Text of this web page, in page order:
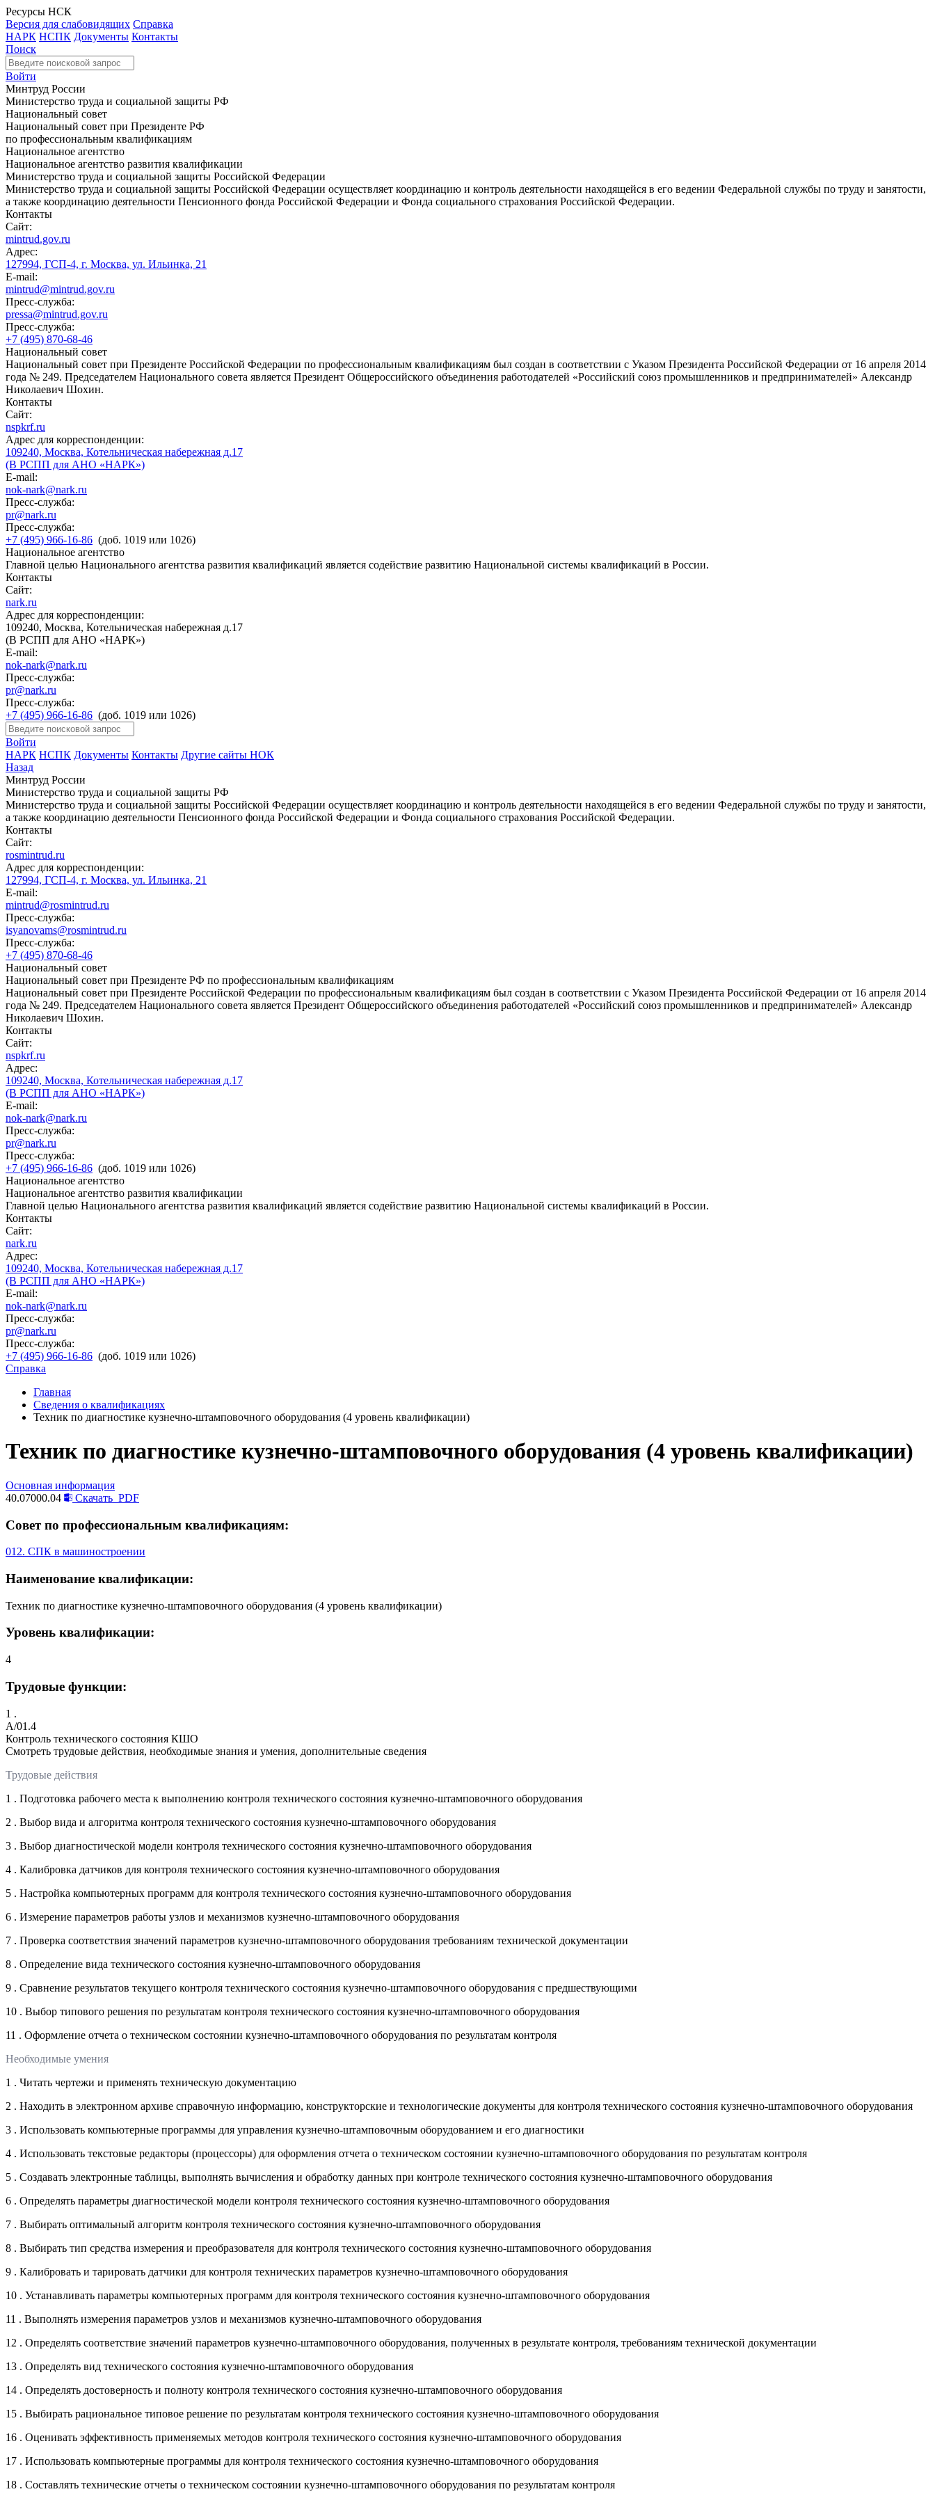
Ресурсы НСК
Версия для слабовидящих Справка
НАРК НСПК Документы Контакты
Поиск
Войти
Минтруд России
Министерство труда и социальной защиты РФ
Национальный совет
Национальный совет при Президенте РФ
по профессиональным квалификациям
Национальное агентство
Национальное агентство развития квалификации
Министерство труда и социальной защиты Российской Федерации
Министерство труда и социальной защиты Российской Федерации осуществляет координацию и контроль деятельности находящейся в его ведении Федеральной службы по труду и занятости,
а также координацию деятельности Пенсионного фонда Российской Федерации и Фонда социального страхования Российской Федерации.
Контакты
Сайт:
mintrud.gov.ru
Адрес:
127994, ГСП-4, г. Москва, ул. Ильинка, 21
E-mail:
mintrud@mintrud.gov.ru
Пресс-служба:
pressa@mintrud.gov.ru
Пресс-служба:
+7 (495) 870-68-46
Национальный совет
Национальный совет при Президенте Российской Федерации по профессиональным квалификациям был создан в соответствии с Указом Президента Российской Федерации от 16 апреля 2014
года № 249. Председателем Национального совета является Президент Общероссийского объединения работодателей «Российский союз промышленников и предпринимателей» Александр
Николаевич Шохин.
Контакты
Сайт:
nspkrf.ru
Адрес для корреспонденции:
109240, Москва, Котельническая набережная д.17
(В РСПП для АНО «НАРК»)
E-mail:
nok-nark@nark.ru
Пресс-служба:
pr@nark.ru
Пресс-служба:
+7 (495) 966-16-86 (доб. 1019 или 1026)
Национальное агентство
Главной целью Национального агентства развития квалификаций является содействие развитию Национальной системы квалификаций в России.
Контакты
Сайт:
nark.ru
Адрес для корреспонденции:
109240, Москва, Котельническая набережная д.17
(В РСПП для АНО «НАРК»)
E-mail:
nok-nark@nark.ru
Пресс-служба:
pr@nark.ru
Пресс-служба:
+7 (495) 966-16-86 (доб. 1019 или 1026)
Войти
НАРК НСПК Документы Контакты Другие сайты НОК
Назад
Минтруд России
Министерство труда и социальной защиты РФ
Министерство труда и социальной защиты Российской Федерации осуществляет координацию и контроль деятельности находящейся в его ведении Федеральной службы по труду и занятости,
а также координацию деятельности Пенсионного фонда Российской Федерации и Фонда социального страхования Российской Федерации.
Контакты
Сайт:
rosmintrud.ru
Адрес для корреспонденции:
127994, ГСП-4, г. Москва, ул. Ильинка, 21
E-mail:
mintrud@rosmintrud.ru
Пресс-служба:
isyanovams@rosmintrud.ru
Пресс-служба:
+7 (495) 870-68-46
Национальный совет
Национальный совет при Президенте РФ по профессиональным квалификациям
Национальный совет при Президенте Российской Федерации по профессиональным квалификациям был создан в соответствии с Указом Президента Российской Федерации от 16 апреля 2014
года № 249. Председателем Национального совета является Президент Общероссийского объединения работодателей «Российский союз промышленников и предпринимателей» Александр
Николаевич Шохин.
Контакты
Сайт:
nspkrf.ru
Адрес:
109240, Москва, Котельническая набережная д.17
(В РСПП для АНО «НАРК»)
E-mail:
nok-nark@nark.ru
Пресс-служба:
pr@nark.ru
Пресс-служба:
+7 (495) 966-16-86 (доб. 1019 или 1026)
Национальное агентство
Национальное агентство развития квалификации
Главной целью Национального агентства развития квалификаций является содействие развитию Национальной системы квалификаций в России.
Контакты
Сайт:
nark.ru
Адрес:
109240, Москва, Котельническая набережная д.17
(В РСПП для АНО «НАРК»)
E-mail:
nok-nark@nark.ru
Пресс-служба:
pr@nark.ru
Пресс-служба:
+7 (495) 966-16-86 (доб. 1019 или 1026)
Справка
Главная
Сведения о квалификациях
Техник по диагностике кузнечно-штамповочного оборудования (4 уровень квалификации)
Техник по диагностике кузнечно-штамповочного оборудования (4 уровень квалификации)
Основная информация
40.07000.04
Скачать PDF
Совет по профессиональным квалификациям:
012. СПК в машиностроении
Наименование квалификации:
Техник по диагностике кузнечно-штамповочного оборудования (4 уровень квалификации)
Уровень квалификации:
4
Трудовые функции:
1 .
A/01.4
Контроль технического состояния КШО
Смотреть трудовые действия, необходимые знания и умения, дополнительные сведения
Трудовые действия
1 . Подготовка рабочего места к выполнению контроля технического состояния кузнечно-штамповочного оборудования
2 . Выбор вида и алгоритма контроля технического состояния кузнечно-штамповочного оборудования
3 . Выбор диагностической модели контроля технического состояния кузнечно-штамповочного оборудования
4 . Калибровка датчиков для контроля технического состояния кузнечно-штамповочного оборудования
5 . Настройка компьютерных программ для контроля технического состояния кузнечно-штамповочного оборудования
6 . Измерение параметров работы узлов и механизмов кузнечно-штамповочного оборудования
7 . Проверка соответствия значений параметров кузнечно-штамповочного оборудования требованиям технической документации
8 . Определение вида технического состояния кузнечно-штамповочного оборудования
9 . Сравнение результатов текущего контроля технического состояния кузнечно-штамповочного оборудования с предшествующими
10 . Выбор типового решения по результатам контроля технического состояния кузнечно-штамповочного оборудования
11 . Оформление отчета о техническом состоянии кузнечно-штамповочного оборудования по результатам контроля
Необходимые умения
1 . Читать чертежи и применять техническую документацию
2 . Находить в электронном архиве справочную информацию, конструкторские и технологические документы для контроля технического состояния кузнечно-штамповочного оборудования
3 . Использовать компьютерные программы для управления кузнечно-штамповочным оборудованием и его диагностики
4 . Использовать текстовые редакторы (процессоры) для оформления отчета о техническом состоянии кузнечно-штамповочного оборудования по результатам контроля
5 . Создавать электронные таблицы, выполнять вычисления и обработку данных при контроле технического состояния кузнечно-штамповочного оборудования
6 . Определять параметры диагностической модели контроля технического состояния кузнечно-штамповочного оборудования
7 . Выбирать оптимальный алгоритм контроля технического состояния кузнечно-штамповочного оборудования
8 . Выбирать тип средства измерения и преобразователя для контроля технического состояния кузнечно-штамповочного оборудования
9 . Калибровать и тарировать датчики для контроля технических параметров кузнечно-штамповочного оборудования
10 . Устанавливать параметры компьютерных программ для контроля технического состояния кузнечно-штамповочного оборудования
11 . Выполнять измерения параметров узлов и механизмов кузнечно-штамповочного оборудования
12 . Определять соответствие значений параметров кузнечно-штамповочного оборудования, полученных в результате контроля, требованиям технической документации
13 . Определять вид технического состояния кузнечно-штамповочного оборудования
14 . Определять достоверность и полноту контроля технического состояния кузнечно-штамповочного оборудования
15 . Выбирать рациональное типовое решение по результатам контроля технического состояния кузнечно-штамповочного оборудования
16 . Оценивать эффективность применяемых методов контроля технического состояния кузнечно-штамповочного оборудования
17 . Использовать компьютерные программы для контроля технического состояния кузнечно-штамповочного оборудования
18 . Составлять технические отчеты о техническом состоянии кузнечно-штамповочного оборудования по результатам контроля